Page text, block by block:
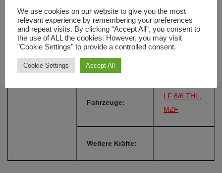
Einsatzort:
Am
Waldrand
Alarmierungsart:
Fahrzeuge:
LF 8/6 THL
MZF
Weitere Kräfte:
We use cookies on our website to give you the most
relevant experience by remembering your preferences
and repeat visits. By clicking “Accept All”, you consent to
the use of ALL the cookies. However, you may visit
"Cookie Settings" to provide a controlled consent.
Cookie Settings Accept All